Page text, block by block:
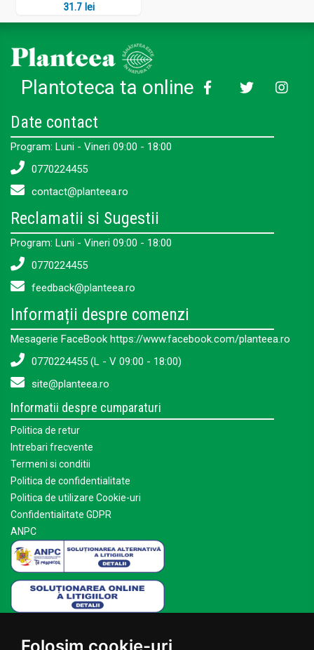
31.7 lei
Plantoteca ta online
Date contact
Program: Luni - Vineri 09:00 - 18:00
0770224455
contact@planteea.ro
Reclamatii si Sugestii
Program: Luni - Vineri 09:00 - 18:00
0770224455
feedback@planteea.ro
Informații despre comenzi
Mesagerie FaceBook https://www.facebook.com/planteea.ro
0770224455 (L - V 09:00 - 18:00)
site@planteea.ro
Informatii despre cumparaturi
Politica de retur
Intrebari frecvente
Termeni si conditii
Politica de confidentialitate
Politica de utilizare Cookie-uri
Confidentialitate GDPR
ANPC